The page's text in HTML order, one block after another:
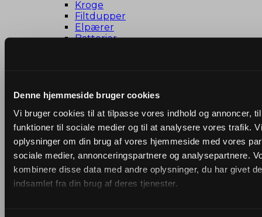
Denne hjemmeside bruger cookies
Vi bruger cookies til at tilpasse vores indhold og annoncer,
funktioner til sociale medier og til at analysere vores trafik.
oplysninger om din brug af vores hjemmeside med vores
sociale medier, annonceringspartnere og analysepartnere.
kombinere disse data med andre oplysninger, du har givet
indsamlet fra din brug af deres tjenester.
Kroge
Filtdupper
Elpærer
Batterier
Lygter
Sæsonvarer
Fødselsdag
Halloween
Jul
Roligan
Forår og sommer